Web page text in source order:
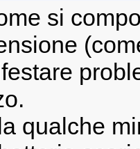
si
qualche